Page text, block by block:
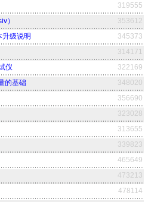
319555
）
353612
级说明
345373
314171
仪
322169
的基础
348020
356690
323028
313655
339823
465649
473213
478114